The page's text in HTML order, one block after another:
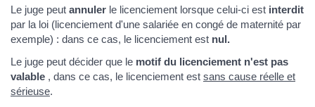
Le juge peut annuler le licenciement lorsque celui-ci est interdit
par la loi (licenciement d'une salariée en congé de maternité par
exemple) : dans ce cas, le licenciement est nul.
Le juge peut décider que le motif du licenciement n'est pas
valable , dans ce cas, le licenciement est sans cause réelle et
sérieuse.